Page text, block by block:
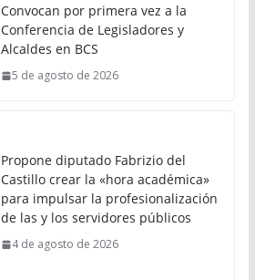
Convocan por primera vez a la
Conferencia de Legisladores y
Alcaldes en BCS
5 de agosto de 2026
Propone diputado Fabrizio del
Castillo crear la «hora académica»
para impulsar la profesionalización
de las y los servidores públicos
4 de agosto de 2026